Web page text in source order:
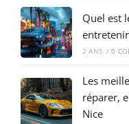
Quel est
2 ANS / 0
Les
réparer,
Nice